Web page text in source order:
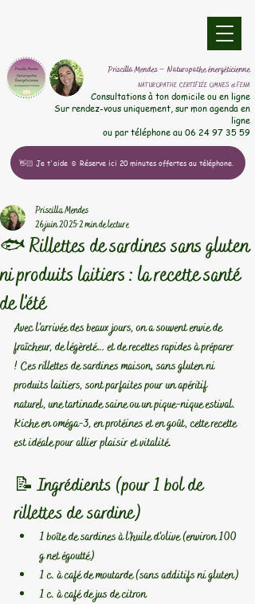
​Priscilla Mendes – Naturopathe énergéticienne
NATUROPATHE CERTIFIÉE OMNES et FENA
​Consultations à ton domicile ou en ligne
Sur rendez-vous uniquement, sur mon agenda en
ligne
ou par téléphone au 06 24 97 35 59
👋🏻 Je t'aide ☺️ Réserve ici 20 minutes offertes au téléphone.
🐟 Rillettes de sardines sans gluten
ni produits laitiers : la recette santé
de l'été
Priscilla Mendes
26 juin 20252 min de lecture
Avec l’arrivée des beaux jours, on a souvent envie de
fraîcheur, de légèreté… et de recettes rapides à préparer
! Ces rillettes de sardines maison, sans gluten ni
produits laitiers, sont parfaites pour un apéritif
naturel, une tartinade saine ou un pique-nique estival.
Riche en oméga-3, en protéines et en goût, cette recette
est idéale pour allier plaisir et vitalité.
📝 Ingrédients (pour 1 bol de
rillettes de sardine)
1 boîte de sardines à l’huile d’olive (environ 100
g net égoutté)
1 c. à café de moutarde (sans additifs ni gluten)
1 c. à café de jus de citron